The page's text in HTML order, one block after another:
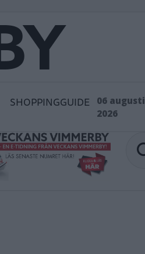
SHOPPINGGUIDE
06 augusti
2026